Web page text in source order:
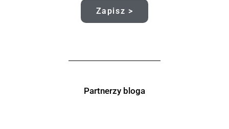
Zapisz >
Partnerzy bloga